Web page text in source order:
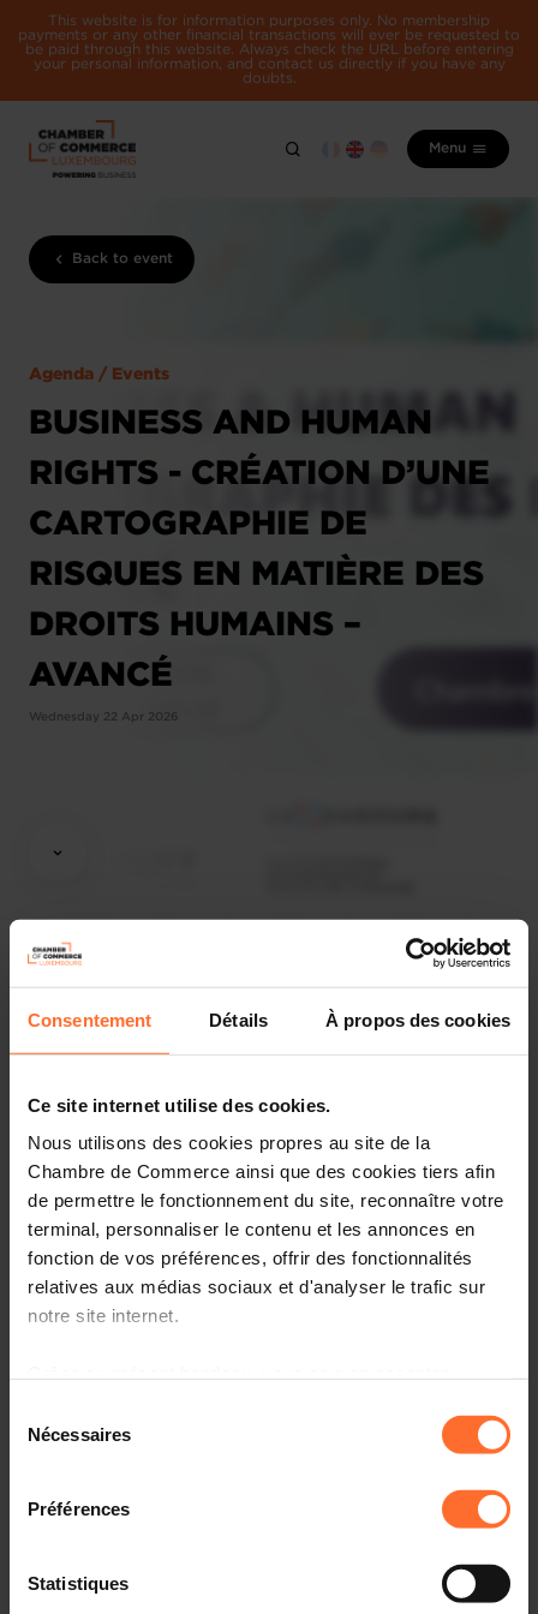
Consentement Détails À propos des cookies
Ce site internet utilise des cookies.
Nous utilisons des cookies propres au site de la
Chambre de Commerce ainsi que des cookies tiers afin
de permettre le fonctionnement du site, reconnaître votre
terminal, personnaliser le contenu et les annonces en
fonction de vos préférences, offrir des fonctionnalités
relatives aux médias sociaux et d'analyser le trafic sur
notre site internet.
à l’exception des cookies strictement nécessaires au
fonctionnement du site. Une description des différents
cookies est accessible sous l’onglet « Détails » ci-
dessus.
Il est précisé que la navigation sur le site et certaines
fonctionnalités (ex : lecture de vidéos, partage sur les
Nécessaires
Préférences
Statistiques
This website is for information purposes only. No membership
payments or any other financial transactions will ever be requested to
be paid through this website. Always check the URL before entering
your personal information, and contact us directly if you have any
doubts.
Menu
Back to event
Agenda / Events
BUSINESS AND HUMAN
RIGHTS - CRÉATION D’UNE
CARTOGRAPHIE DE
RISQUES EN MATIÈRE DES
DROITS HUMAINS –
AVANCÉ
Wednesday 22 Apr 2026
Practical information
Wednesday 22 Apr 2026
Chambre de Commerce
French
Useful links
Share this article
Rights - Création d’une
cartographie de risques
en matière des droits